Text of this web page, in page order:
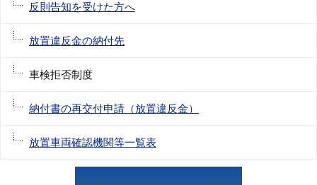
反則告知を受けた方へ
放置違反金の納付先
車検拒否制度
納付書の再交付申請（放置違反金）
放置車両確認機関等一覧表